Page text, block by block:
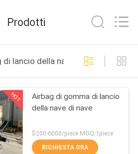
69
Prodotti
lancio della nave
HOT
Airbag di gomma di lancio
della nave di nave
$200-6000/piece MOQ:1piece
RICHIESTA ORA